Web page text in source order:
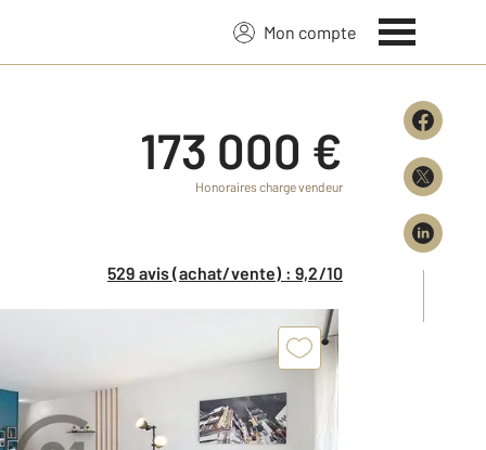
Mon compte
173 000 €
Honoraires charge vendeur
529 avis (achat/vente) : 9,2/10